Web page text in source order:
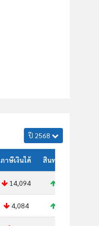
ปี 2568
ภาษีเงินได้ สินทรัพย์รวม
14,094
4,084